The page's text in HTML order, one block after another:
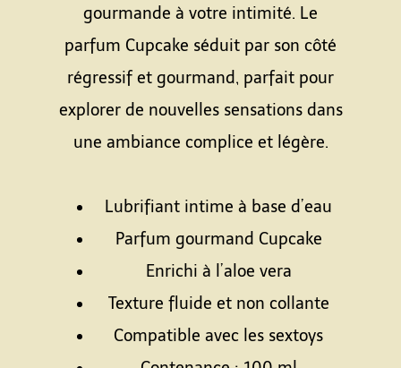
gourmande à votre intimité. Le
parfum Cupcake séduit par son côté
régressif et gourmand, parfait pour
explorer de nouvelles sensations dans
une ambiance complice et légère.
Lubrifiant intime à base d’eau
Parfum gourmand Cupcake
Enrichi à l’aloe vera
Texture fluide et non collante
Compatible avec les sextoys